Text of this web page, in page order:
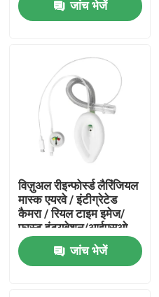
उत्पाद
वीआर दिखाएँ
हमारे बारे में
फैक्टरी यात्रा
जांच भेजें
विज़ुअल रीइन्फोर्स्ड लैरिंजियल
मास्क एयरवे / इंटीग्रेटेड
कैमरा / रियल टाइम इमेज/
फास्ट इंट्यूबेशन/आईएसओ
जांच भेजें